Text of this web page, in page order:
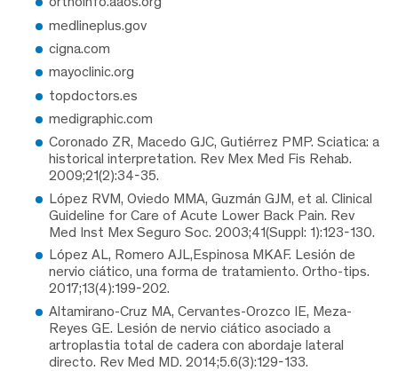
medlineplus.gov
cigna.com
mayoclinic.org
topdoctors.es
medigraphic.com
Coronado ZR, Macedo GJC, Gutiérrez PMP. Sciatica: a
historical interpretation. Rev Mex Med Fis Rehab.
2009;21(2):34-35.
López RVM, Oviedo MMA, Guzmán GJM, et al. Clinical
Guideline for Care of Acute Lower Back Pain. Rev
Med Inst Mex Seguro Soc. 2003;41(Suppl: 1):123-130.
López AL, Romero AJL,Espinosa MKAF. Lesión de
nervio ciático, una forma de tratamiento. Ortho-tips.
2017;13(4):199-202.
Altamirano-Cruz MA, Cervantes-Orozco IE, Meza-
Reyes GE. Lesión de nervio ciático asociado a
artroplastia total de cadera con abordaje lateral
directo. Rev Med MD. 2014;5.6(3):129-133.